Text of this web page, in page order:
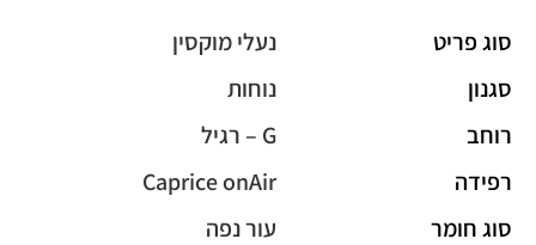
סוג פריט
נעלי מוקסין
סגנון
נוחות
רוחב
G – רגיל
רפידה
Caprice onAir
סוג חומר
עור נפה